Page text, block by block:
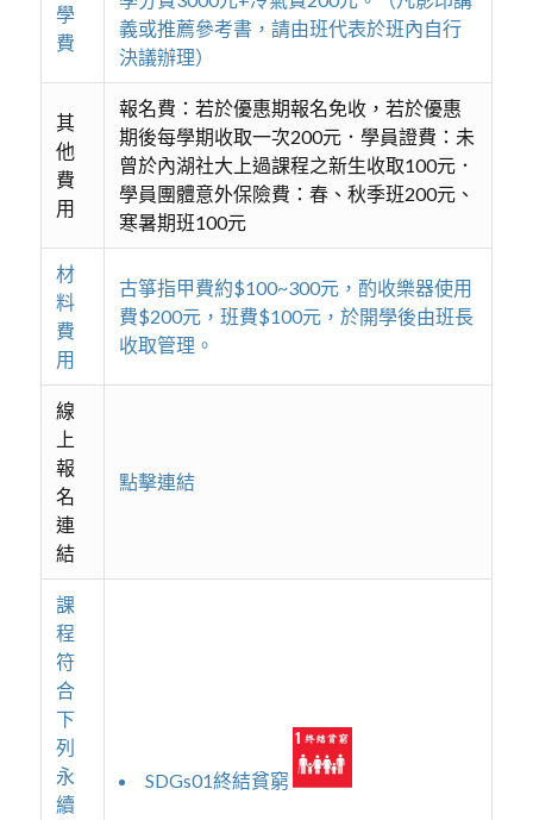
學
費
義或推薦參考書，請由班代表於班內自行
決議辦理）
其
他
費
用
報名費：若於優惠期報名免收，若於優惠
期後每學期收取一次200元．學員證費：未
曾於內湖社大上過課程之新生收取100元．
學員團體意外保險費：春、秋季班200元、
寒暑期班100元
材
料
費
用
古箏指甲費約$100~300元，酌收樂器使用
費$200元，班費$100元，於開學後由班長
收取管理。
線
上
報
名
連
結
點擊連結
課
程
符
合
下
列
永
續
SDGs01終結貧窮